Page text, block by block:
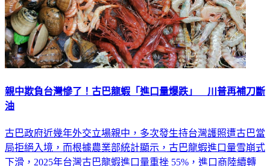
親中欺負台灣慘了！古巴龍蝦「進口量爆跌」 川普再補刀斷
油
古巴政府近幾年外交立場親中，多次發生持台灣護照遭古巴當
局拒絕入境，而根據農業部統計顯示，古巴龍蝦進口量雪崩式
下滑，2025年台灣古巴龍蝦進口量重挫 55%，進口商陸續轉